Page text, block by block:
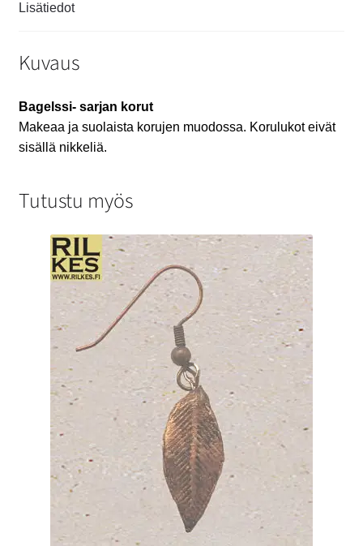
Lisätiedot
Kuvaus
Bagelssi- sarjan korut
Makeaa ja suolaista korujen muodossa. Korulukot eivät
sisällä nikkeliä.
Tutustu myös